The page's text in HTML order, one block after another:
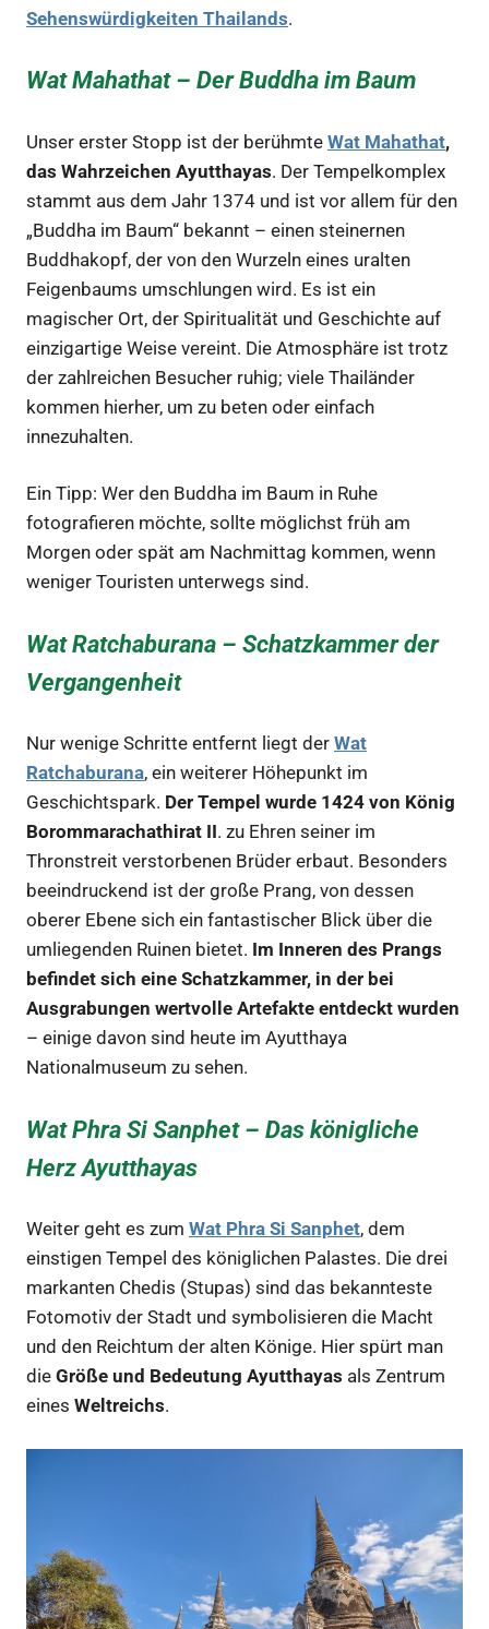
Sehenswürdigkeiten Thailands.
Wat Mahathat – Der Buddha im Baum
Unser erster Stopp ist der berühmte Wat Mahathat,
das Wahrzeichen Ayutthayas. Der Tempelkomplex
stammt aus dem Jahr 1374 und ist vor allem für den
„Buddha im Baum“ bekannt – einen steinernen
Buddhakopf, der von den Wurzeln eines uralten
Feigenbaums umschlungen wird. Es ist ein
magischer Ort, der Spiritualität und Geschichte auf
einzigartige Weise vereint. Die Atmosphäre ist trotz
der zahlreichen Besucher ruhig; viele Thailänder
kommen hierher, um zu beten oder einfach
innezuhalten.
Ein Tipp: Wer den Buddha im Baum in Ruhe
fotografieren möchte, sollte möglichst früh am
Morgen oder spät am Nachmittag kommen, wenn
weniger Touristen unterwegs sind.
Wat Ratchaburana – Schatzkammer der
Vergangenheit
Nur wenige Schritte entfernt liegt der Wat
Ratchaburana, ein weiterer Höhepunkt im
Geschichtspark. Der Tempel wurde 1424 von König
Borommarachathirat II. zu Ehren seiner im
Thronstreit verstorbenen Brüder erbaut. Besonders
beeindruckend ist der große Prang, von dessen
oberer Ebene sich ein fantastischer Blick über die
umliegenden Ruinen bietet. Im Inneren des Prangs
befindet sich eine Schatzkammer, in der bei
Ausgrabungen wertvolle Artefakte entdeckt wurden
– einige davon sind heute im Ayutthaya
Nationalmuseum zu sehen.
Wat Phra Si Sanphet – Das königliche
Herz Ayutthayas
Weiter geht es zum Wat Phra Si Sanphet, dem
einstigen Tempel des königlichen Palastes. Die drei
markanten Chedis (Stupas) sind das bekannteste
Fotomotiv der Stadt und symbolisieren die Macht
und den Reichtum der alten Könige. Hier spürt man
die Größe und Bedeutung Ayutthayas als Zentrum
eines Weltreichs.